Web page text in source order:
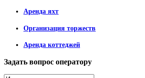
Аренда яхт
Организация торжеств
Аренда коттеджей
Задать вопрос оператору